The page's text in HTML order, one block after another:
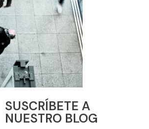
SUSCRÍBETE A
NUESTRO BLOG